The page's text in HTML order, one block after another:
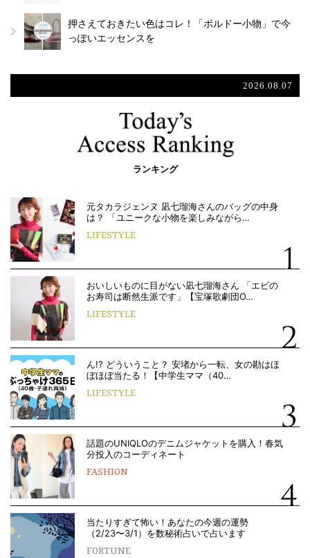
押さえておきたい色はコレ！「ボルドー小物」で今
っぽいエッセンスを
2026.08.07
ランキング
元タカラジェンヌ 凪七瑠海さんのバッグの中身
は？ 「ユニークな小物を楽しみながら…
LIFESTYLE
おいしいものに目がない凪七瑠海さん 「エビの
お寿司は断然生派です」【宝塚歌劇団O…
LIFESTYLE
ん!? どういうこと？ 安堵から一転、女の勘はほ
ぼほぼ当たる！【中学生ママ（40…
LIFESTYLE
話題のUNIQLOのデニムジャケットを購入！春気
分投入のコーディネート
FASHION
当たりすぎて怖い！あなたの今週の運勢
（2/23〜3/1）を数秘術占いで占います
FORTUNE